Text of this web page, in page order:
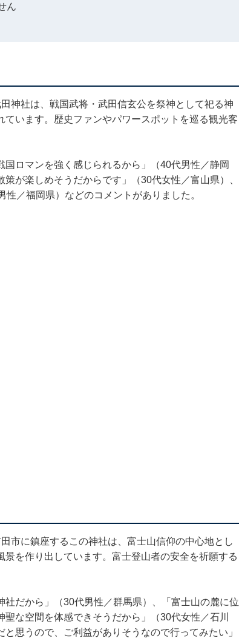
ん
神社は、戦国武将・武田信玄公を祭神として祀る神
います。歴史ファンやパワースポットを巡る観光客
ロマンを強く感じられるから」（40代男性／静岡
が楽しめそうだからです」（30代女性／富山県）、
／福岡県）などのコメントがありました。
市に鎮座するこの神社は、富士山信仰の中心地とし
を作り出しています。富士登山者の安全を祈願する
だから」（30代男性／群馬県）、「富士山の麓に位
な空間を体感できそうだから」（30代女性／石川
思うので、ご利益がありそうなので行ってみたい」